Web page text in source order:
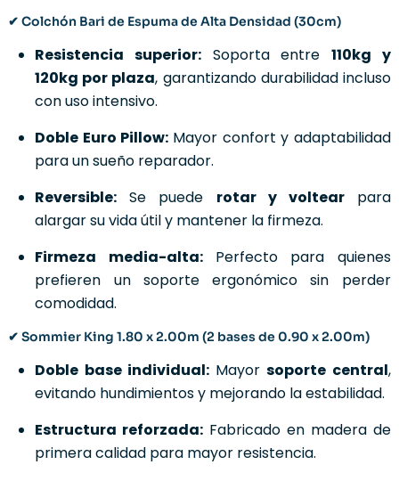
✔ Colchón Bari de Espuma de Alta Densidad (30cm)
Resistencia superior: Soporta entre 110kg y
120kg por plaza, garantizando durabilidad incluso
con uso intensivo.
Doble Euro Pillow: Mayor confort y adaptabilidad
para un sueño reparador.
Reversible: Se puede rotar y voltearpara
alargar su vida útil y mantener la firmeza.
Firmeza media-alta:Perfecto para quienes
prefieren un soporte ergonómico sin perder
comodidad.
✔ Sommier King 1.80 x 2.00m (2 bases de 0.90 x 2.00m)
Doble base individual:Mayorsoporte central,
evitando hundimientos y mejorando la estabilidad.
Estructura reforzada: Fabricado en madera de
primera calidad para mayor resistencia.